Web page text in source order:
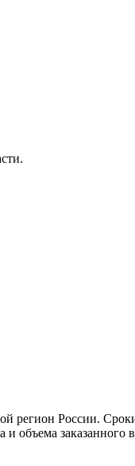
регион России.
и объема